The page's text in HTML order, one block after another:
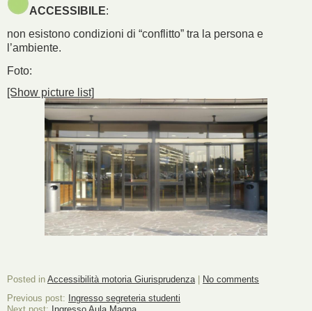
ACCESSIBILE:
non esistono condizioni di “conflitto” tra la persona e
l’ambiente.
Foto:
[Show picture list]
Posted in Accessibilità motoria Giurisprudenza|
No comments
Previous post: Ingresso segreteria studenti